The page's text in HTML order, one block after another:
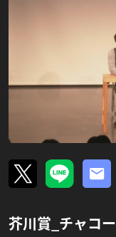
芥川賞_チャコ